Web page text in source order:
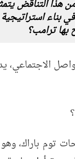
من هذا التناقض
بناء
بها ترامب؟
الاجتماعي،
توم باراك،